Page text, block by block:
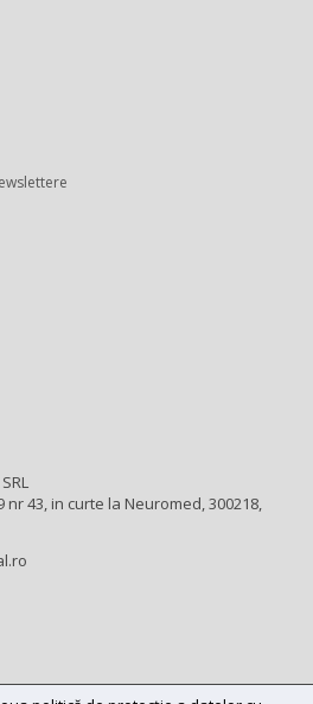
nr 43, in curte la Neuromed, 300218,